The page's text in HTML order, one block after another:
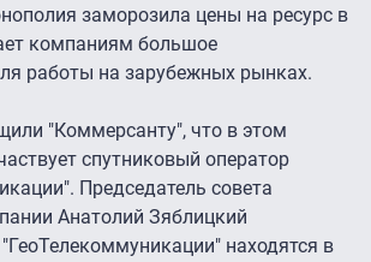
заморозила цены на ресурс в
компаниям большое
работы на зарубежных рынках.
"Коммерсанту", что в этом
спутниковый оператор
Председатель совета
Анатолий Зяблицкий
находятся в